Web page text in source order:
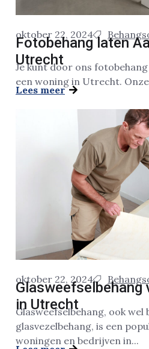
oktober 22, 2024
Fotobehang laten
Utrecht
Je kunt door ons
een woning in Utrecht.
Lees meer
oktober 22, 2024
Glasweefselbehang
in Utrecht
Glasweefselbehang, ook wel
glasvezelbehang, is een
woningen en bedrijven in...